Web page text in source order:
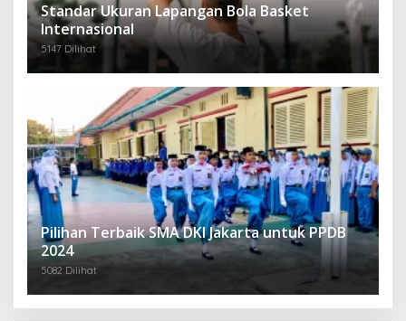
Standar Ukuran Lapangan Bola Basket
Internasional
5147 Dilihat
Pilihan Terbaik SMA DKI Jakarta untuk PPDB
2024
5082 Dilihat